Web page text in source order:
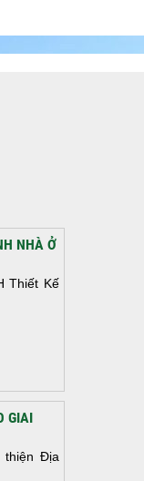
NHÀ Ở
Thiết Kế
GIAI
thiện Địa